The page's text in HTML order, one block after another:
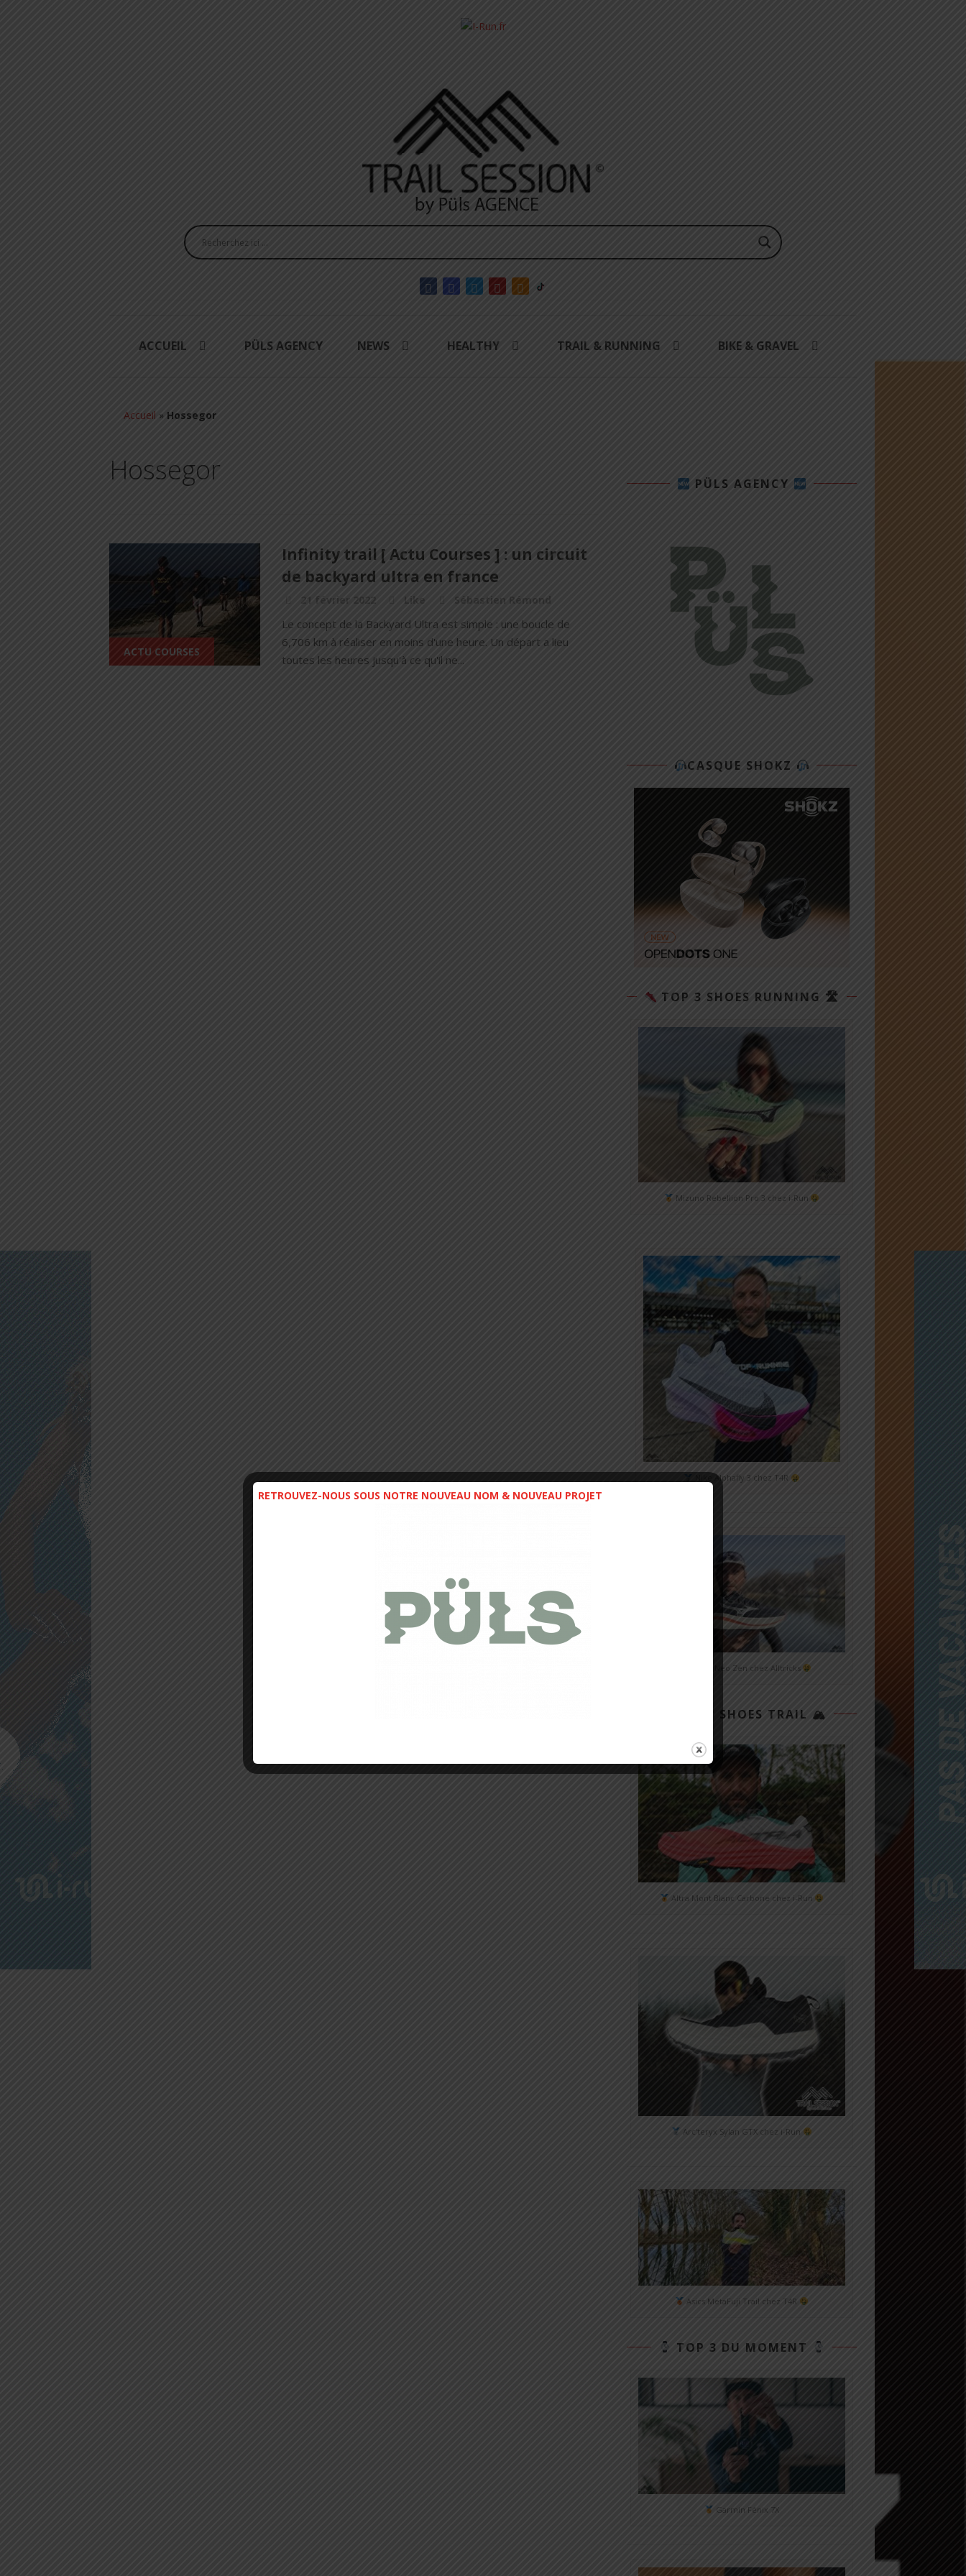
ACCUEIL PÜLS AGENCY NEWS HEALTHY TRAIL & RUNNING BIKE & GRAVEL
Accueil » Hossegor
Hossegor
ACTU COURSES
Infinity trail [ Actu Courses ] : un circuit
de backyard ultra en france
21 février 2022 Like Sébastien Rémond
Le concept de la Backyard Ultra est simple : une boucle de
6,706 km à réaliser en moins d'une heure. Un départ a lieu
toutes les heures jusqu'à ce qu'il ne...
PÜLS AGENCY
CASQUE SHOKZ
TOP 3 SHOES RUNNING 🛣
Mizuno Rebellion Pro 3 chez i-Run
Nike Alphafly 3 chez T4R
Mizuno Neo Zen chez Alltricks
TOP 3 SHOES TRAIL 🏔
Altra Mont Blanc Carbone chez i-Run
Arc'teryx Sylan GTX chez i-Run
Asics MetaFuji Trail chez T4R
TOP 3 DU MOMENT
Garmin Fénix 7X
RETROUVEZ-NOUS SOUS NOTRE NOUVEAU NOM & NOUVEAU PROJET